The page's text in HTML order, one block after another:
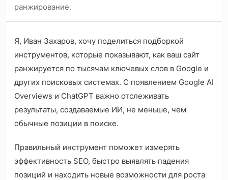
ранжирование.
Я, Иван Захаров, хочу поделиться подборкой
инструментов, которые показывают, как ваш сайт
ранжируется по тысячам ключевых слов в Google и
других поисковых системах. С появлением Google AI
Overviews и ChatGPT важно отслеживать
результаты, создаваемые ИИ, не меньше, чем
обычные позиции в поиске.
Правильный инструмент поможет измерять
эффективность SEO, быстро выявлять падения
позиций и находить новые возможности для роста